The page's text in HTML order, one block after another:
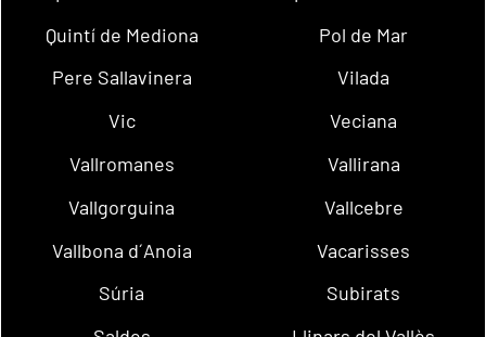
Quintí de Mediona
Pol de Mar
Pere Sallavinera
Vilada
Vic
Veciana
Vallromanes
Vallirana
Vallgorguina
Vallcebre
Vallbona d´Anoia
Vacarisses
Súria
Subirats